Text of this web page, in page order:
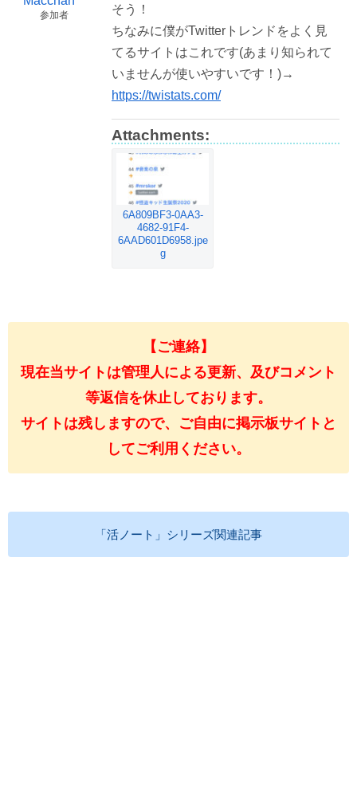
参加者
そう！
ちなみに僕がTwitterトレンドをよく見
てるサイトはこれです(あまり知られて
いませんが使いやすいです！)→
https://twistats.com/
Attachments:
6A809BF3-0AA3-
4682-91F4-
6AAD601D6958.jpe
g
【ご連絡】
現在当サイトは管理人による更新、及びコメント
等返信を休止しております。
サイトは残しますので、ご自由に掲示板サイトと
してご利用ください。
「活ノート」シリーズ関連記事